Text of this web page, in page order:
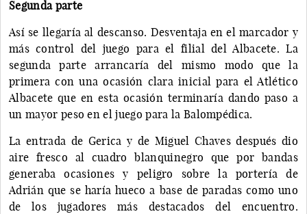
Segunda parte
Así se llegaría al descanso. Desventaja en el marcador y
más control del juego para el filial del Albacete. La
segunda parte arrancaría del mismo modo que la
primera con una ocasión clara inicial para el Atlético
Albacete que en esta ocasión terminaría dando paso a
un mayor peso en el juego para la Balompédica.
La entrada de Gerica y de Miguel Chaves después dio
aire fresco al cuadro blanquinegro que por bandas
generaba ocasiones y peligro sobre la portería de
Adrián que se haría hueco a base de paradas como uno
de los jugadores más destacados del encuentro.